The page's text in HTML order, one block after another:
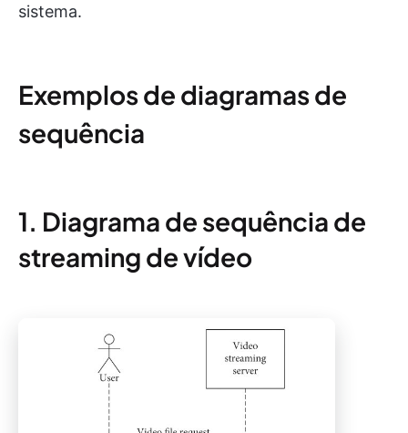
sistema.
Exemplos de diagramas de
sequência
1. Diagrama de sequência de
streaming de vídeo